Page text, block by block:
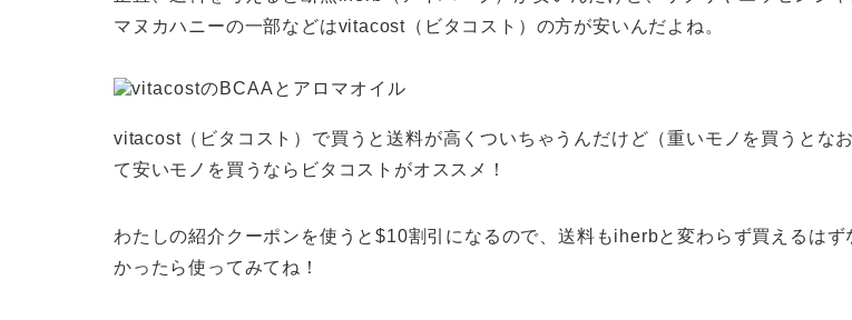
マヌカハニーの一部などはvitacost（ビタコスト）の方が安いんだよね。
vitacost（ビタコスト）で買うと送料が高くついちゃうんだけど（重いモノを買うとなお
て安いモノを買うならビタコストがオススメ！
わたしの紹介クーポンを使うと$10割引になるので、送料もiherbと変わらず買えるはず
かったら使ってみてね！